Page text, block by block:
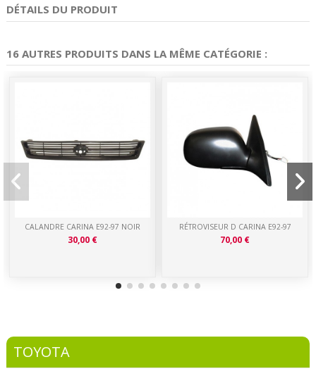
DÉTAILS DU PRODUIT
16 AUTRES PRODUITS DANS LA MÊME CATÉGORIE :
CALANDRE CARINA E92-97 NOIR
30,00 €
RÉTROVISEUR D CARINA E92-97
70,00 €
TOYOTA